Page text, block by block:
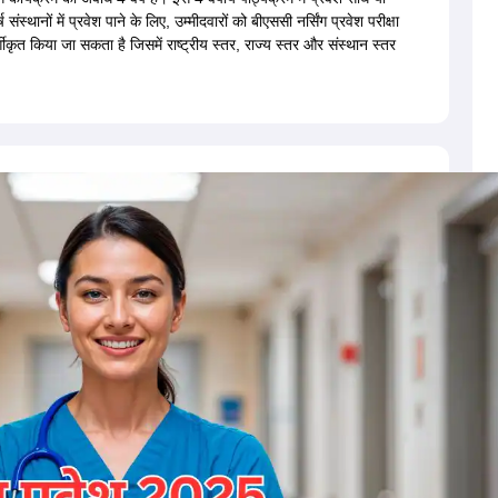
Embryology Colleges in India Veterinary Science Colleges in India
Medical CollegeArmed Force Medical College Pune
NEET Previous 10 Year
में प्रवेश पाने के लिए, उम्मीदवारों को बीएससी नर्सिंग प्रवेश परीक्षा
किया जा सकता है जिसमें राष्ट्रीय स्तर, राज्य स्तर और संस्थान स्तर